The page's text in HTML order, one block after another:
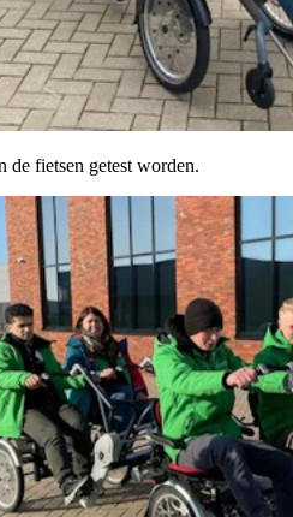
de fietsen getest worden.